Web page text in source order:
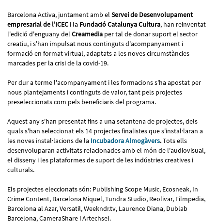
Barcelona Activa, juntament amb el Servei de Desenvolupament
empresarial de l'ICEC i la Fundació Catalunya Cultura, han reinventat
l'edició d'enguany del Creamedia per tal de donar suport el sector
creatiu, i s'han impulsat nous continguts d'acompanyament i
formació en format virtual, adaptats a les noves circumstàncies
marcades per la crisi de la covid-19.
Per dur a terme l'acompanyament i les formacions s'ha apostat per
nous plantejaments i continguts de valor, tant pels projectes
preseleccionats com pels beneficiaris del programa.
Aquest any s'han presentat fins a una setantena de projectes, dels
quals s'han seleccionat els 14 projectes finalistes que s'instal·laran a
les noves instal·lacions de la Incubadora Almogàvers.Tots ells
desenvoluparan activitats relacionades amb el món de l'audiovisual,
el disseny i les plataformes de suport de les indústries creatives i
culturals.
Els projectes eleccionats són: Publishing Scope Music, Ecosneak, In
Crime Content, Barcelona Miquel, Tundra Studio, Reolivar, Filmpedia,
Barcelona al Azar, Versatil, Weekndr.tv, Laurence Diana, Dublab
Barcelona, CameraShare i Artechsel.